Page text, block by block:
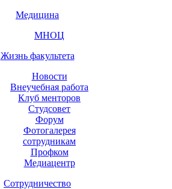
Медицина
МНОЦ
Жизнь факультета
Новости
Внеучебная работа
Клуб менторов
Студсовет
Форум
Фотогалерея
сотрудникам
Профком
Медиацентр
Сотрудничество